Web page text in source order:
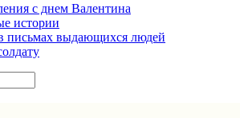
с днем Валентина
истории
письмах выдающихся людей